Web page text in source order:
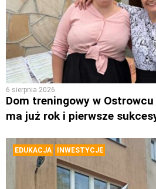
6 sierpnia 2026
Dom treningowy w
ma już rok i pierwsze
EDUKACJA INWESTYCJE